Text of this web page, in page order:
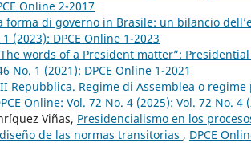
Online 2-2017
forma di governo in Brasile: un bilancio
(2023): DPCE Online 1-2023
words of a President matter”:
No. 1 (2021): DPCE Online 1-2021
Repubblica. Regime di Assemblea o
Online: Vol. 72 No. 4 (2025): Vol. 72 No.
Viñas, Presidencialismo en los
de las normas transitorias , DPCE